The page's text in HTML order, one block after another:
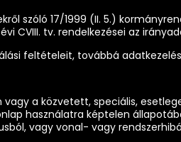
szóló 17/1999 (II. 5.)
CVIII. tv. rendelkezései az
feltételeit, továbbá
a közvetett, speciális,
használatra képtelen
vagy vonal- vagy